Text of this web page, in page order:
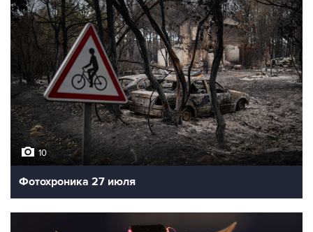
10
Фотохроника 27 июля